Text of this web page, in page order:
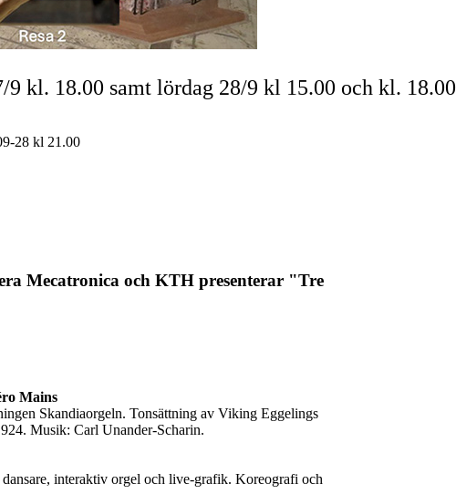
9 kl. 18.00 samt lördag 28/9 kl 15.00 och kl. 18.00
28 kl 21.00
Mecatronica och KTH presenterar "Tre
Mains
Skandiaorgeln. Tonsättning av Viking Eggelings
Musik: Carl Unander-Scharin.
interaktiv orgel och live-grafik. Koreografi och